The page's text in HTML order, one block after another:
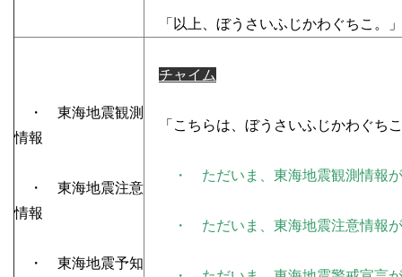
「以上、ぼうさいふじかわぐちこ。」
・ 東海地震観測
情報
・ 東海地震注意
情報
・ 東海地震予知
チャイム
「こちらは、ぼうさいふじかわぐち
・ ただいま、東海地震観測情報
・ ただいま、東海地震注意情報が